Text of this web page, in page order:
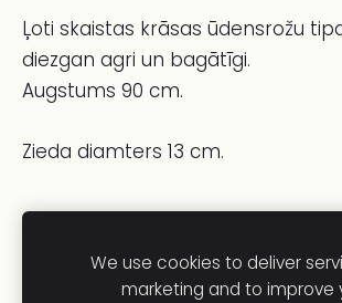
Ļoti skaistas krāsas ūdensrožu
diezgan agri un bagātīgi.
Augstums 90 cm.
Zieda diamters 13 cm.
We use cookies to deliver
marketing and to improve